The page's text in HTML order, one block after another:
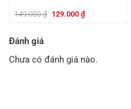
149.000₫ Giá
129.000 ₫Giá
hiện
Đánh giá
Chưa có đánh giá nào.